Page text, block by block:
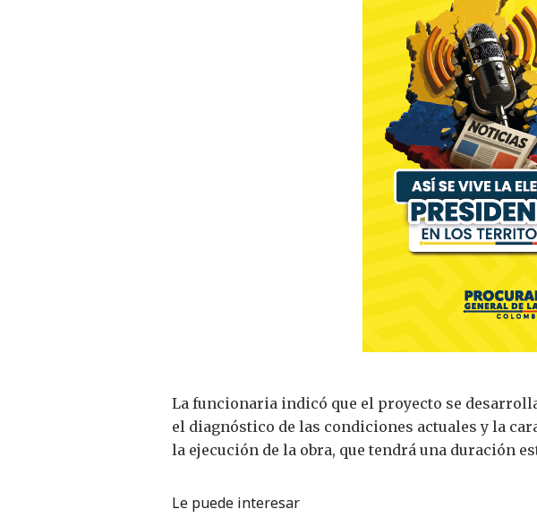
La funcionaria indicó que el proyecto se
el diagnóstico de las condiciones actuales y la
la ejecución de la obra, que tendrá una duración
Le puede interesar